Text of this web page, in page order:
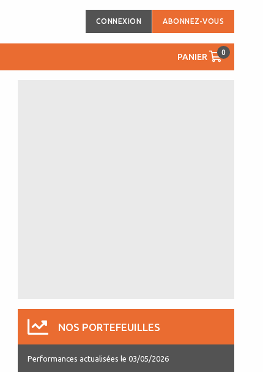
CONNEXION ABONNEZ-VOUS
PANIER 0
NOS PORTEFEUILLES
Performances actualisées le 03/05/2026